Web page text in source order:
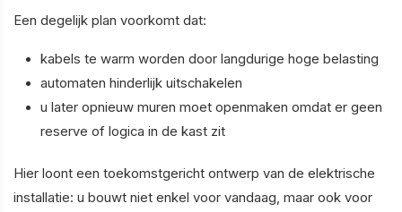
Een degelijk plan voorkomt dat:
kabels te warm worden door langdurige hoge belasting
automaten hinderlijk uitschakelen
u later opnieuw muren moet openmaken omdat er geen
reserve of logica in de kast zit
Hier loont een toekomstgericht ontwerp van de elektrische
installatie: u bouwt niet enkel voor vandaag, maar ook voor